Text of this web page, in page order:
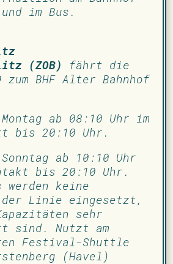
im Bus.
(ZOB)
fährt die
BHF Alter Bahnhof
ab 08:10 Uhr im
bis 20:10 Uhr.
Sonntag ab 10:10 Uhr
bis 20:10 Uhr.
werden keine
der Linie eingesetzt,
sehr
sind. Nutzt am
Festival-Shuttle
(Havel)